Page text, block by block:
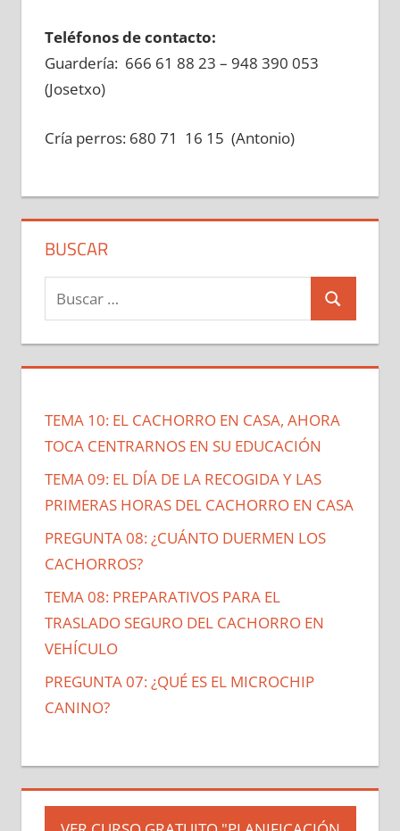
Teléfonos de contacto:
Guardería: 666 61 88 23 – 948 390 053
(Josetxo)
Cría perros: 680 71 16 15 (Antonio)
BUSCAR
Buscar:
Buscar
TEMA 10: EL CACHORRO EN CASA, AHORA
TOCA CENTRARNOS EN SU EDUCACIÓN
TEMA 09: EL DÍA DE LA RECOGIDA Y LAS
PRIMERAS HORAS DEL CACHORRO EN CASA
PREGUNTA 08: ¿CUÁNTO DUERMEN LOS
CACHORROS?
TEMA 08: PREPARATIVOS PARA EL
TRASLADO SEGURO DEL CACHORRO EN
VEHÍCULO
PREGUNTA 07: ¿QUÉ ES EL MICROCHIP
CANINO?